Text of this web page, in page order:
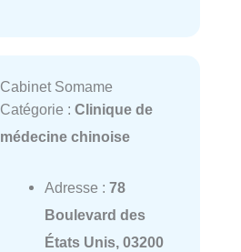
Cabinet Somame
Catégorie : Clinique de
médecine chinoise
Adresse : 78
Boulevard des
États Unis, 03200